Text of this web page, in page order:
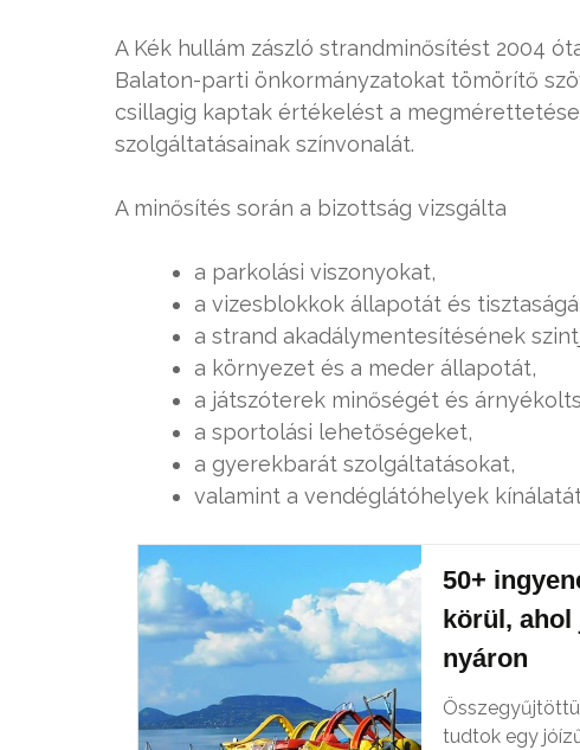
A Kék hullám zászló strandminősítést 2004
Balaton-parti önkormányzatokat tömörítő
csillagig kaptak értékelést a
szolgáltatásainak színvonalát.
A minősítés során a bizottság vizsgálta
a parkolási viszonyokat,
a vizesblokkok állapotát és
a strand akadálymentesítésének
a környezet és a meder állapotát,
a játszóterek minőségét és
a sportolási lehetőségeket,
a gyerekbarát szolgáltatásokat,
valamint a vendéglátóhelyek
50+
körül,
nyáron
tudtok egy